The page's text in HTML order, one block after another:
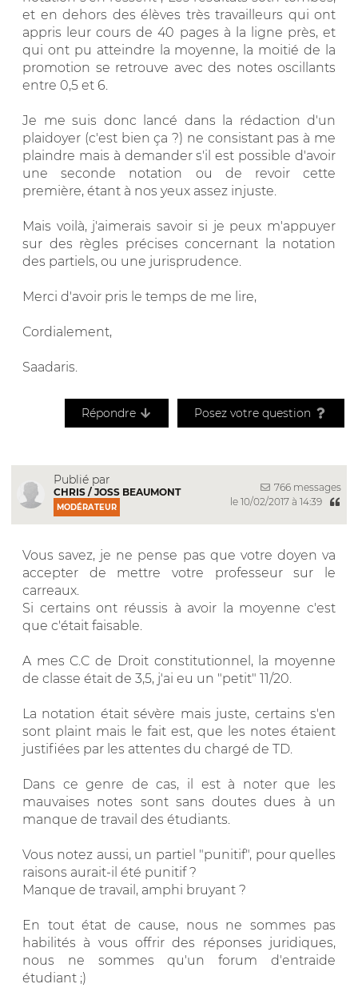
et en dehors des élèves très travailleurs qui ont
appris leur cours de 40 pages à la ligne près, et
qui ont pu atteindre la moyenne, la moitié de la
promotion se retrouve avec des notes oscillants
entre 0,5 et 6.
Je me suis donc lancé dans la rédaction d'un
plaidoyer (c'est bien ça ?) ne consistant pas à me
plaindre mais à demander s'il est possible d'avoir
une seconde notation ou de revoir cette
première, étant à nos yeux assez injuste.
Mais voilà, j'aimerais savoir si je peux m'appuyer
sur des règles précises concernant la notation
des partiels, ou une jurisprudence.
Merci d'avoir pris le temps de me lire,
Cordialement,
Saadaris.
Répondre Posez votre question
Publié par
CHRIS / JOSS BEAUMONT
MODÉRATEUR
766 messages
le 10/02/2017 à 14:39
Vous savez, je ne pense pas que votre doyen va
accepter de mettre votre professeur sur le
carreaux.
Si certains ont réussis à avoir la moyenne c'est
que c'était faisable.
A mes C.C de Droit constitutionnel, la moyenne
de classe était de 3,5, j'ai eu un "petit" 11/20.
La notation était sévère mais juste, certains s'en
sont plaint mais le fait est, que les notes étaient
justifiées par les attentes du chargé de TD.
Dans ce genre de cas, il est à noter que les
mauvaises notes sont sans doutes dues à un
manque de travail des étudiants.
Vous notez aussi, un partiel "punitif", pour quelles
raisons aurait-il été punitif ?
Manque de travail, amphi bruyant ?
En tout état de cause, nous ne sommes pas
habilités à vous offrir des réponses juridiques,
nous ne sommes qu'un forum d'entraide
étudiant ;)